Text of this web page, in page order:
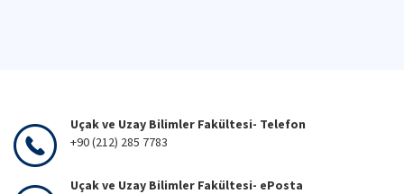
Uçak ve Uzay Bilimler Fakültesi- Telefon
+90 (212) 285 7783
Uçak ve Uzay Bilimler Fakültesi- ePosta